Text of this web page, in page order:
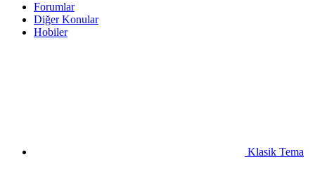
Forumlar
Diğer Konular
Hobiler
Klasik Tema